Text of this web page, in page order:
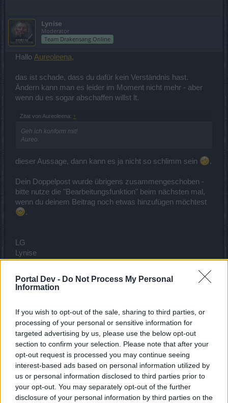
Portal Dev - Do Not Process My Personal
Information
If you wish to opt-out of the sale, sharing to third parties, or
processing of your personal or sensitive information for
targeted advertising by us, please use the below opt-out
section to confirm your selection. Please note that after your
opt-out request is processed you may continue seeing
interest-based ads based on personal information utilized by
us or personal information disclosed to third parties prior to
your opt-out. You may separately opt-out of the further
disclosure of your personal information by third parties on the
Lynise
Moderator
Team Drakensang Online
Hallo Aureoleena,
das ist schade, dass du dafür kein Verständnis hast.
Ändern kann man es leider im Moment nicht mehr - aber
wenn du es sogar abschaffen willst lt.
Zitat von Aureoleena: ↑
Geh ich konform mit!
Aureo.
dieser Aussage, dann kann es ja nicht so schlimm sein .
Dein Doppelpost wurde übrigens zusammengeschoben -
bitte nutze die "Bearbeitungsfunktion" beim nächsten mal,
wenn du deinem Beitrag noch etwas hinzufügen möchtest
.
LG
Lynise
15 Oktober 2015
Waldschaumgefällt dies.
*Frosch*
Lebende Forenlegende
Hat sich ja sowieso erledigt - zumindest bei mir startet der
Countdown nicht.
(liegt aber vermutlich an meinem Rechner)
15 Oktober 2015